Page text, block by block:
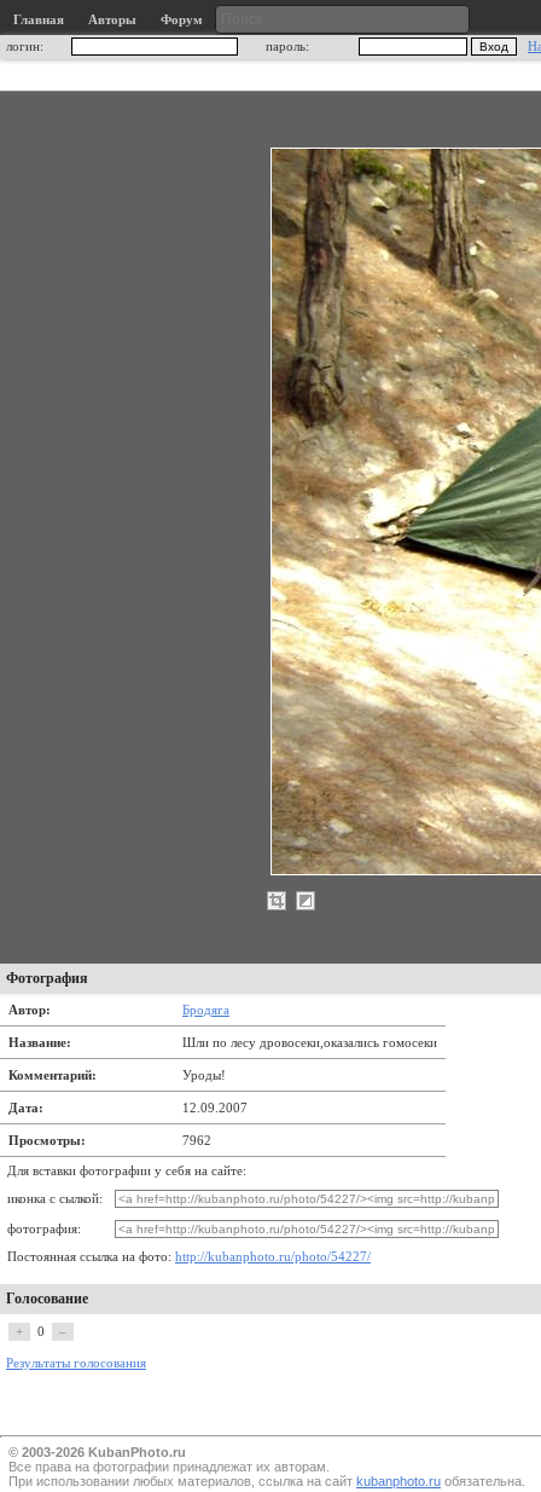
Главная Авторы
Форум
логин:
пароль:
Фотография
Автор: Бродяга
Название: Шли по лесу дровосеки,оказались гомосеки
Комментарий: Уроды!
Дата: 12.09.2007
Просмотры: 7962
Для вставки фотографии у себя на сайте:
иконка с сылкой:
фотография:
Постоянная ссылка на фото: http://kubanphoto.ru/photo/54227/
Голосование
+ 0 –
Результаты голосования
© 2003-2026 KubanPhoto.ru
Все прaва на фотографии принадлежат их авторам.
При использовании любых материалов, ссылка на сайт kubanphoto.ru обязательна.